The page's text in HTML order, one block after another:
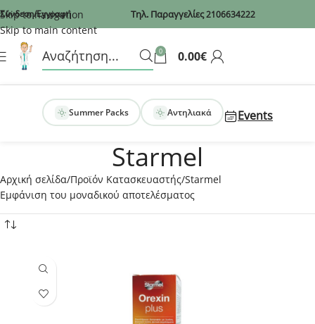
Recaptcha
Skip to navigation
Skip to main content
Σύνδεση/Εγγραφή Τηλ. Παραγγελίες2106634222
0 0.00€
Summer Packs Αντηλιακά Events
Starmel
Αρχική σελίδα Προϊόν Κατασκευαστής Starmel
Εμφάνιση του μοναδικού αποτελέσματος